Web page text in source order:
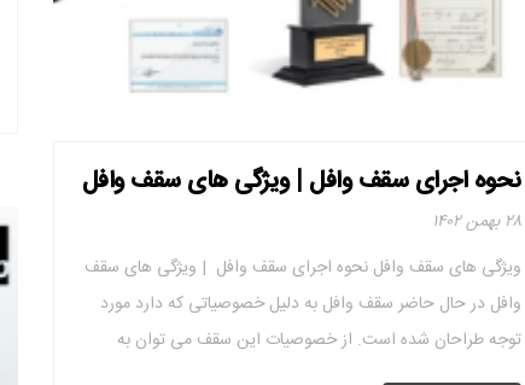
نحوه اجرای سقف وافل | ویژگی های سقف وافل
۲۸ بهمن ۱۴۰۲
ویژگی های سقف وافل نحوه اجرای سقف وافل | ویژگی های سقف
وافل در حال حاضر سقف وافل به دلیل خصوصیاتی که دارد مورد
توجه طراحان شده است. از خصوصیات این سقف می توان به
کاهش هزینه، زمان کم، سبکی وزن و جک های کم و… می باشد.